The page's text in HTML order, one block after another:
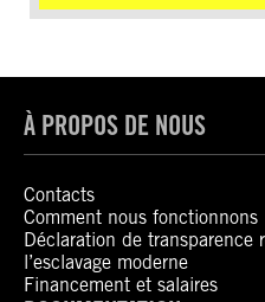
À PROPOS DE NOUS
Contacts
Comment nous fonctionnons
Déclaration de transparence
l’esclavage moderne
Financement et salaires